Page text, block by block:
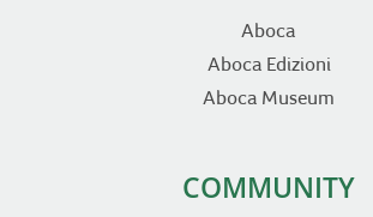
Aboca
Aboca Edizioni
Aboca Museum
COMMUNITY